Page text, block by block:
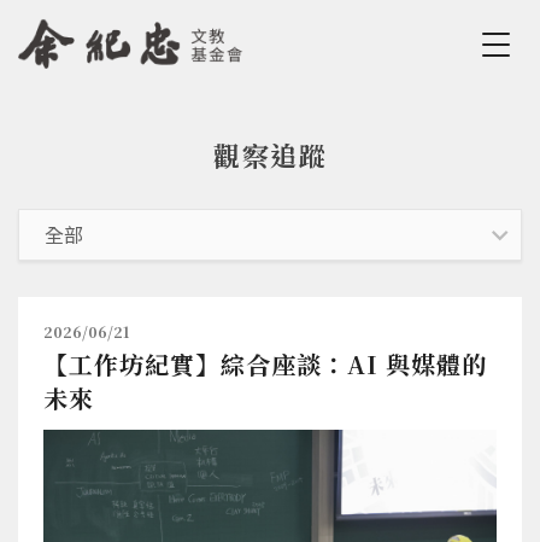
Jump to Navigation
Jump to Main content
觀察追蹤
2026/06/21
【工作坊紀實】綜合座談：AI 與媒體的
未來